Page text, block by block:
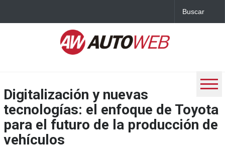
Digitalización y nuevas
tecnologías: el enfoque de Toyota
para el futuro de la producción de
vehículos